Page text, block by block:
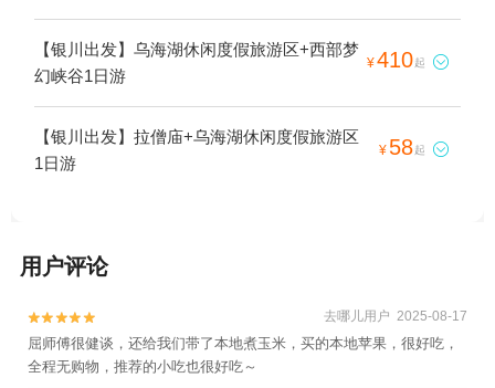
【银川出发】乌海湖休闲度假旅游区+西部梦
幻峡谷1日游
¥410起 
【银川出发】拉僧庙+乌海湖休闲度假旅游区
1日游
¥ 58起 
用户评论

 去哪儿用户 2025-08-17
屈师傅很健谈，还给我们带了本地煮玉米，买的本地苹果，很好吃，
全程无购物，推荐的小吃也很好吃～